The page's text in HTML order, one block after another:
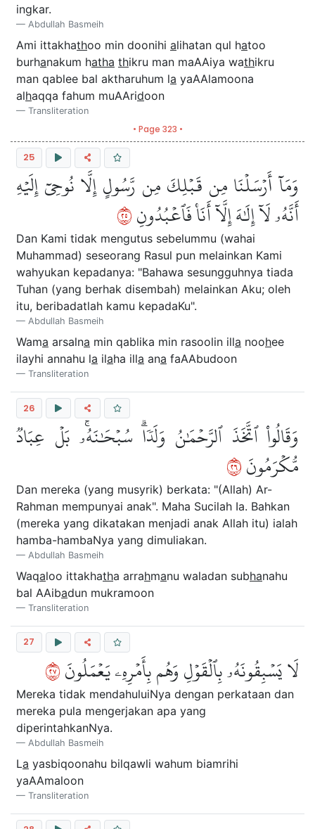
ingkar.
Abdullah Basmeih
Ami ittakhathoo min doonihi alihatan qul hatoo
burhanakum hatha thikru man maAAiya wathikru
man qablee bal aktharuhum la yaAAlamoona
alhaqqa fahum muAAridoon
Transliteration
• Page 323 •
25
وَمَآ أَرۡسَلۡنَا مِن قَبۡلِكَ مِن رَّسُولٍ إِلَّا نُوحِيٓ إِلَيۡهِ
أَنَّهُۥ لَآ إِلَٰهَ إِلَّآ أَنَا۠ فَٱعۡبُدُونِ٥٢
Dan Kami tidak mengutus sebelummu (wahai
Muhammad) seseorang Rasul pun melainkan Kami
wahyukan kepadanya: "Bahawa sesungguhnya tiada
Tuhan (yang berhak disembah) melainkan Aku; oleh
itu, beribadatlah kamu kepadaKu".
Abdullah Basmeih
Wama arsalna min qablika min rasoolin illa noohee
ilayhi annahu la ilaha illa ana faAAbudoon
Transliteration
26
وَقَالُواْ ٱتَّخَذَ ٱلرَّحۡمَٰنُ وَلَدٗاۗ سُبۡحَٰنَهُۥۚ بَلۡ عِبَادٞ
مُّكۡرَمُونَ٦٢
Dan mereka (yang musyrik) berkata: "(Allah) Ar-
Rahman mempunyai anak". Maha Sucilah Ia. Bahkan
(mereka yang dikatakan menjadi anak Allah itu) ialah
hamba-hambaNya yang dimuliakan.
Abdullah Basmeih
Waqaloo ittakhatha arrahmanu waladan subhanahu
bal AAibadun mukramoon
Transliteration
27
لَا يَسۡبِقُونَهُۥ بِٱلۡقَوۡلِ وَهُم بِأَمۡرِهِۦ يَعۡمَلُونَ٧٢
Mereka tidak mendahuluiNya dengan perkataan dan
mereka pula mengerjakan apa yang
diperintahkanNya.
Abdullah Basmeih
La yasbiqoonahu bilqawli wahum biamrihi
yaAAmaloon
Transliteration